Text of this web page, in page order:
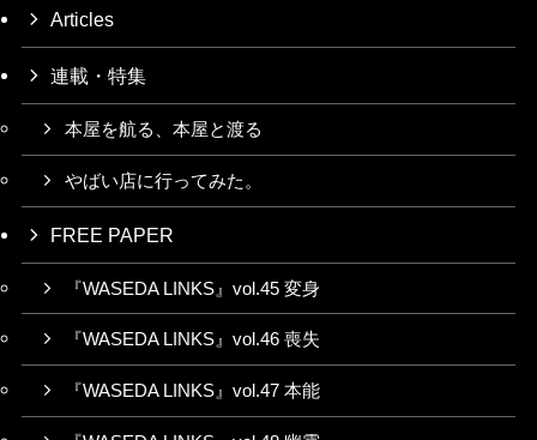
Articles
連載・特集
本屋を航る、本屋と渡る
やばい店に行ってみた。
FREE PAPER
『WASEDA LINKS』vol.45 変身
『WASEDA LINKS』vol.46 喪失
『WASEDA LINKS』vol.47 本能